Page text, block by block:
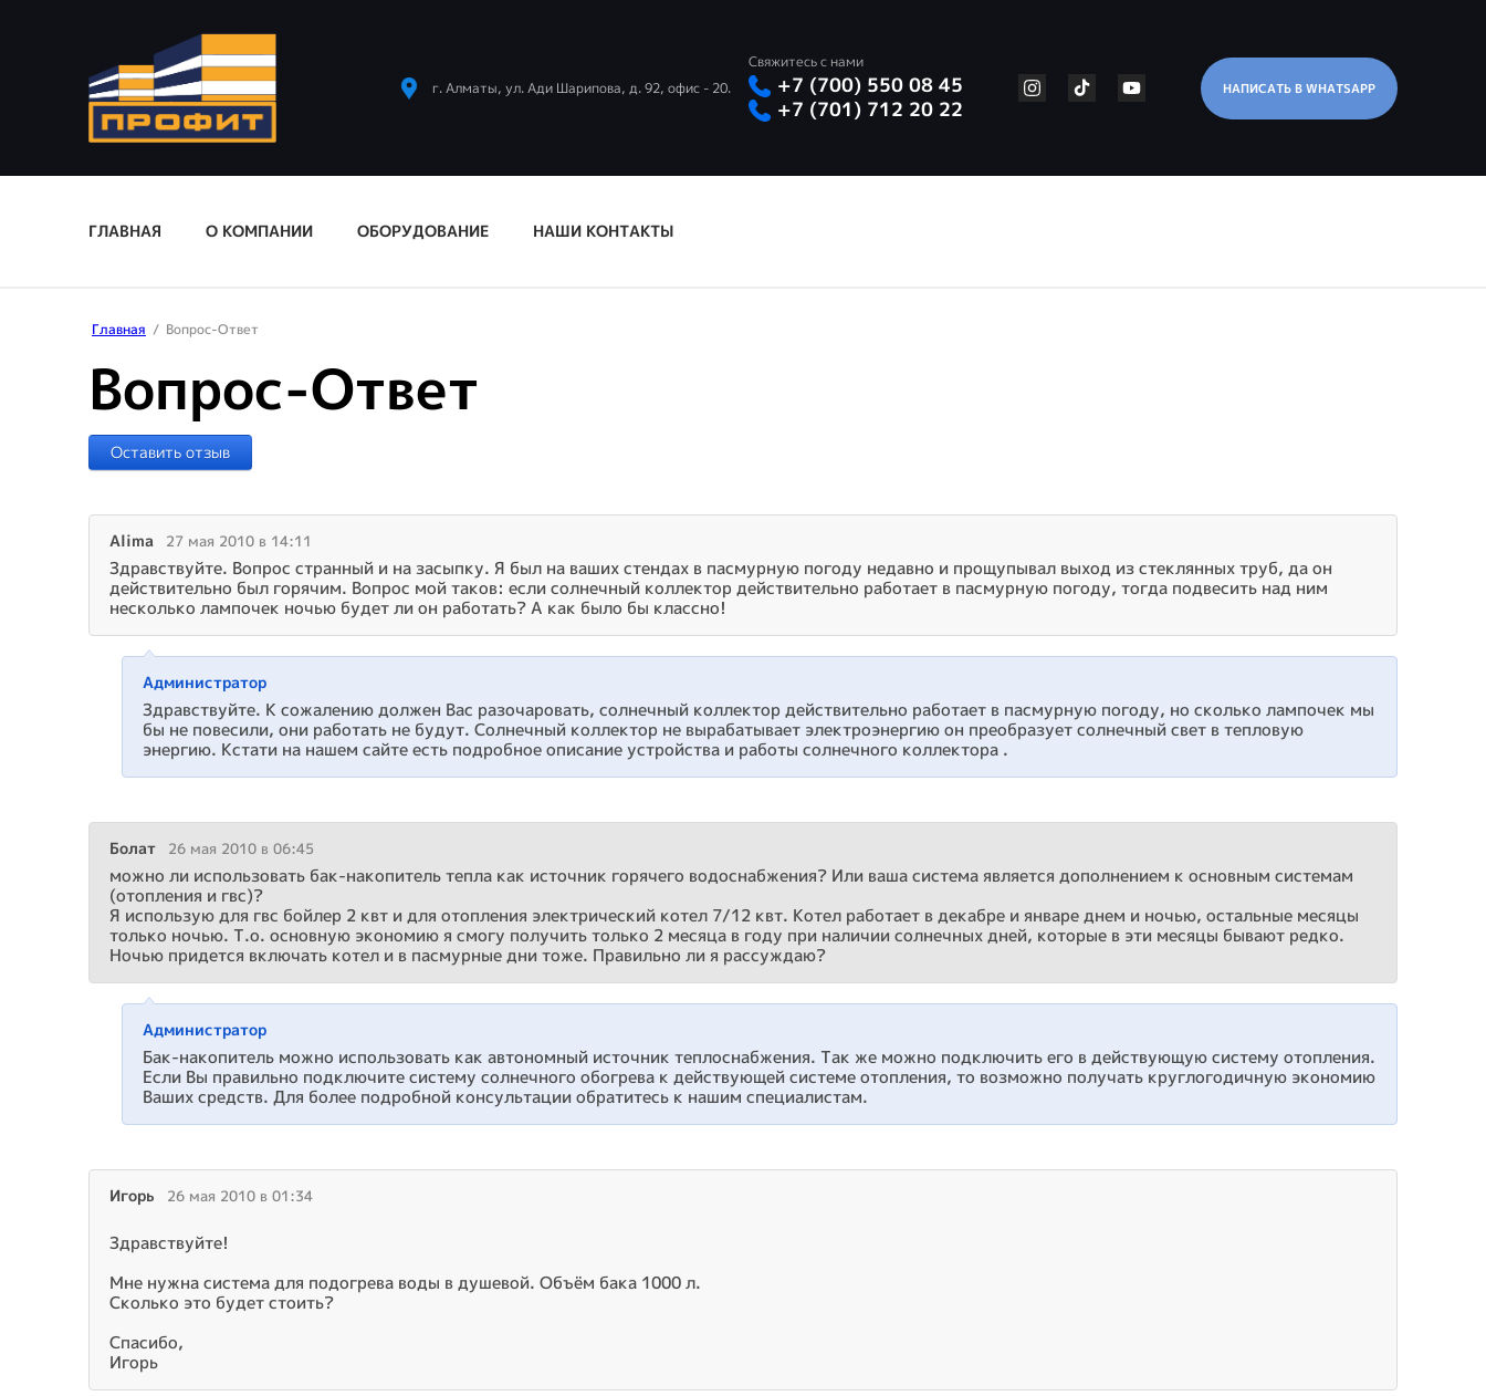
Свяжитесь с нами
+7 (700) 550 08 45
+7 (701) 712 20 22
г. Алматы, ул. Ади Шарипова, д. 92, офис - 20. НАПИСАТЬ В WHATSAPP
ГЛАВНАЯ О КОМПАНИИ ОБОРУДОВАНИЕ НАШИ КОНТАКТЫ
Главная / Вопрос-Ответ
Вопрос-Ответ
Оставить отзыв
Alima 27 мая 2010 в 14:11
Здравствуйте. Вопрос странный и на засыпку. Я был на ваших стендах в пасмурную погоду недавно и прощупывал выход из стеклянных труб, да он
действительно был горячим. Вопрос мой таков: если солнечный коллектор действительно работает в пасмурную погоду, тогда подвесить над ним
несколько лампочек ночью будет ли он работать? А как было бы классно!
Администратор
Здравствуйте. К сожалению должен Вас разочаровать, солнечный коллектор действительно работает в пасмурную погоду, но сколько лампочек мы
бы не повесили, они работать не будут. Солнечный коллектор не вырабатывает электроэнергию он преобразует солнечный свет в тепловую
энергию. Кстати на нашем сайте есть подробное описание устройства и работы солнечного коллектора .
Болат 26 мая 2010 в 06:45
можно ли использовать бак-накопитель тепла как источник горячего водоснабжения? Или ваша система является дополнением к основным системам
(отопления и гвс)?
Я использую для гвс бойлер 2 квт и для отопления электрический котел 7/12 квт. Котел работает в декабре и январе днем и ночью, остальные месяцы
только ночью. Т.о. основную экономию я смогу получить только 2 месяца в году при наличии солнечных дней, которые в эти месяцы бывают редко.
Ночью придется включать котел и в пасмурные дни тоже. Правильно ли я рассуждаю?
Администратор
Бак-накопитель можно использовать как автономный источник теплоснабжения. Так же можно подключить его в действующую систему отопления.
Если Вы правильно подключите систему солнечного обогрева к действующей системе отопления, то возможно получать круглогодичную экономию
Ваших средств. Для более подробной консультации обратитесь к нашим специалистам.
Игорь 26 мая 2010 в 01:34
Здравствуйте!
Мне нужна система для подогрева воды в душевой. Объём бака 1000 л.
Сколько это будет стоить?
Спасибо,
Игорь